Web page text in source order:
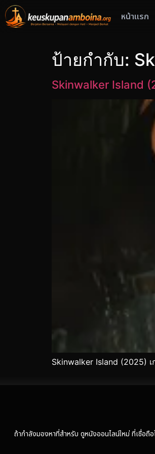
หน้าแรก
ป้ายกำกับ:
Skinwalker Island
Skinwalker Island (2025)
ถ้ากำลังมองหาที่สำหรับ ดูหนังออนไลน์ใหม่ ที่เชื่อถื